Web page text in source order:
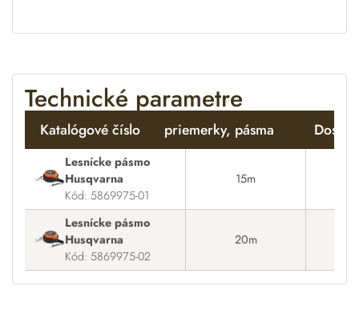
Technické parametre
Katalógové číslo priemerky, pásma
Lesnícke pásmo
Husqvarna
Kód: 5869975-01
15m
Lesnícke pásmo
Husqvarna
Kód: 5869975-02
20m